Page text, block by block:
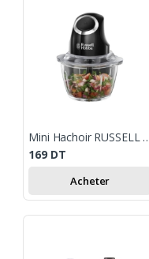
Mini Hachoir
169 DT
Acheter